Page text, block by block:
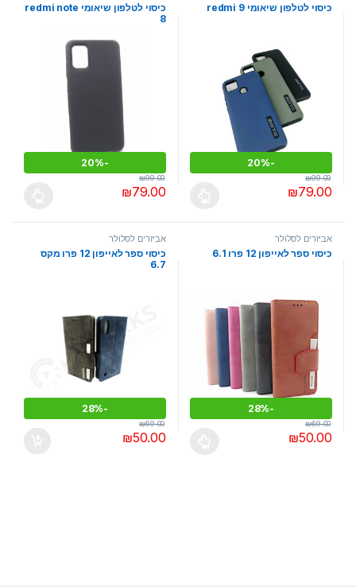
כיסוי לטלפון שיאומי redmi 9
-
20%
₪79.00
₪99.00
כיסוי לטלפון שיאומי redmi note
8
-
20%
₪79.00
₪99.00
אביזרים לסלולר
כיסוי ספר לאייפון 12 פרו 6.1
-
28%
₪50.00
₪69.00
אביזרים לסלולר
כיסוי ספר לאייפון 12 פרו מקס
6.7
-
28%
₪50.00
₪69.00